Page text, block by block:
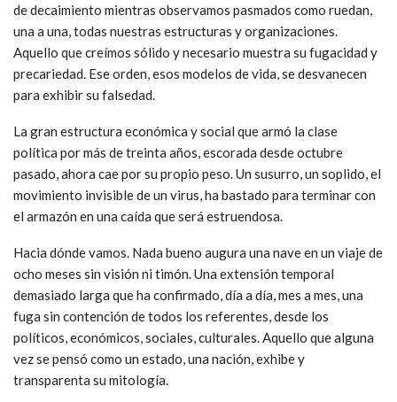
de decaimiento mientras observamos pasmados como ruedan,
una a una, todas nuestras estructuras y organizaciones.
Aquello que creímos sólido y necesario muestra su fugacidad y
precariedad. Ese orden, esos modelos de vida, se desvanecen
para exhibir su falsedad.
La gran estructura económica y social que armó la clase
política por más de treinta años, escorada desde octubre
pasado, ahora cae por su propio peso. Un susurro, un soplido, el
movimiento invisible de un virus, ha bastado para terminar con
el armazón en una caída que será estruendosa.
Hacia dónde vamos. Nada bueno augura una nave en un viaje de
ocho meses sin visión ni timón. Una extensión temporal
demasiado larga que ha confirmado, día a día, mes a mes, una
fuga sin contención de todos los referentes, desde los
políticos, económicos, sociales, culturales. Aquello que alguna
vez se pensó como un estado, una nación, exhibe y
transparenta su mitología.